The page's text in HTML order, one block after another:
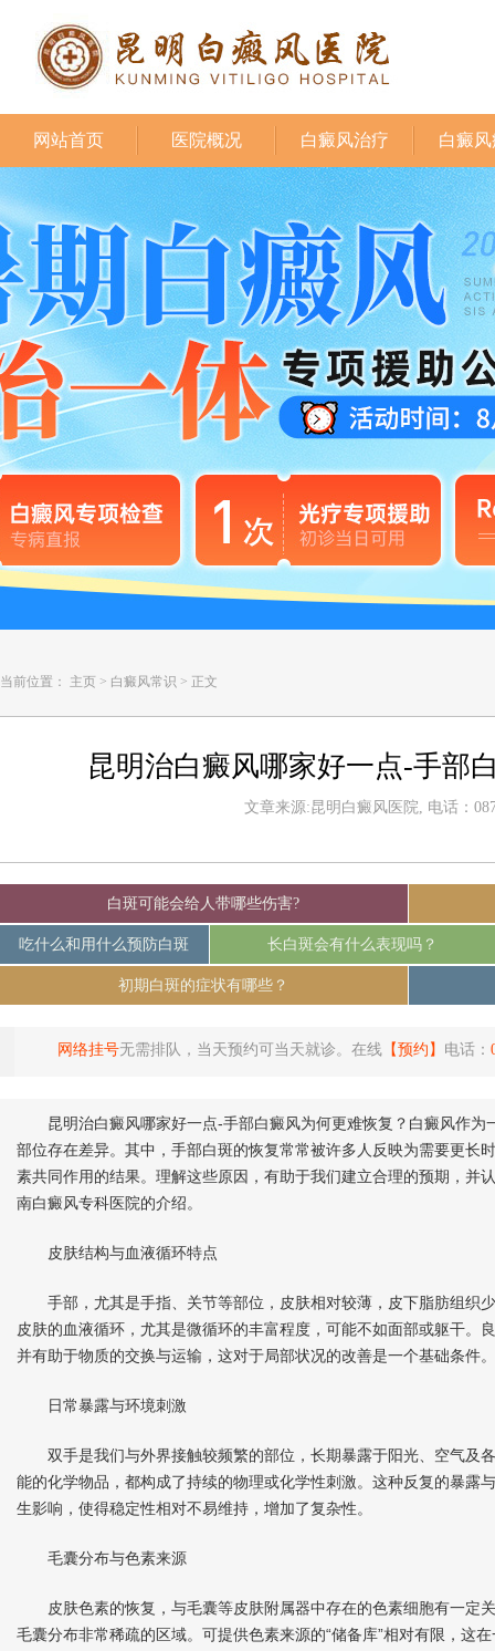
网站首页 医院概况 白癜风治疗 白癜
当前位置： 主页 > 白癜风常识 > 正文
昆明治白癜风哪家好一点-手部
文章来源:昆明白癜风医院, 电话：
白斑可能会给人带哪些伤害?
吃什么和用什么预防白斑 长白斑会有什么表现吗？
初期白斑的症状有哪些？
网络挂号无需排队，当天预约可当天就诊。在线 【预约】 电话：
昆明治白癜风哪家好一点-手部白癜风为何更难恢复？白癜风作为
部位存在差异。其中，手部白斑的恢复常常被许多人反映为需要更长
素共同作用的结果。理解这些原因，有助于我们建立合理的预期，并
南白癜风专科医院的介绍。
皮肤结构与血液循环特点
手部，尤其是手指、关节等部位，皮肤相对较薄，皮下脂肪组织
皮肤的血液循环，尤其是微循环的丰富程度，可能不如面部或躯干。
并有助于物质的交换与运输，这对于局部状况的改善是一个基础条件。
日常暴露与环境刺激
双手是我们与外界接触较频繁的部位，长期暴露于阳光、空气及
能的化学物品，都构成了持续的物理或化学性刺激。这种反复的暴露
生影响，使得稳定性相对不易维持，增加了复杂性。
毛囊分布与色素来源
皮肤色素的恢复，与毛囊等皮肤附属器中存在的色素细胞有一定
毛囊分布非常稀疏的区域。可提供色素来源的“储备库”相对有限，这